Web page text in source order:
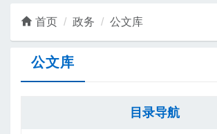
首页 政务 公文库
公文库
目录导航